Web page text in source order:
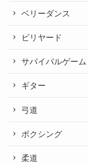
ベリーダンス
ビリヤード
サバイバルゲーム
ギター
弓道
ボクシング
柔道